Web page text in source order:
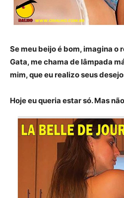
Se meu beijo é bom, imagina o
Gata, me chama de lâmpada
mim, que eu realizo seus
Hoje eu queria estar só. Mas